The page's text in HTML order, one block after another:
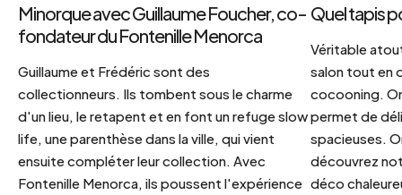
Minorque avec Guillaume Foucher, co-
fondateur du Fontenille Menorca
Guillaume et Frédéric sont des
collectionneurs. Ils tombent sous le charme
d'un lieu, le retapent et en font un refuge slow
life, une parenthèse dans la ville, qui vient
ensuite compléter leur collection. Avec
Fontenille Menorca, ils poussent l'expérience
Quel tapis
Véritable
salon tout en
cocooning.
permet de
spacieuses.
découvrez
déco